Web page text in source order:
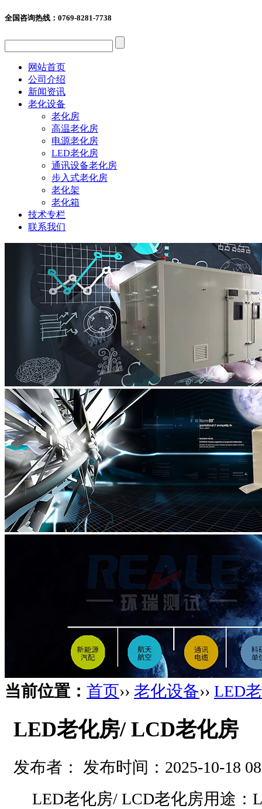
全国咨询热线： 0769-8281-7738
网站首页
公司介绍
新闻资讯
老化设备
老化房
高温老化房
电源老化房
LED老化房
通讯设备老化房
步入式老化房
老化架
老化箱
技术专栏
联系我们
当前位置： 首页›› 老化设备›› LED
LED老化房/ LCD老化房
发布者： 发布时间：2025-10-18
LED老化房/ LCD老化房用途：